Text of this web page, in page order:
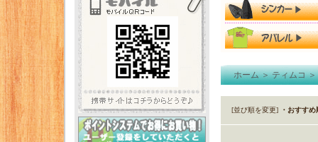
ホーム＞ティムコ＞
[並び順を変更] ・おすすめ